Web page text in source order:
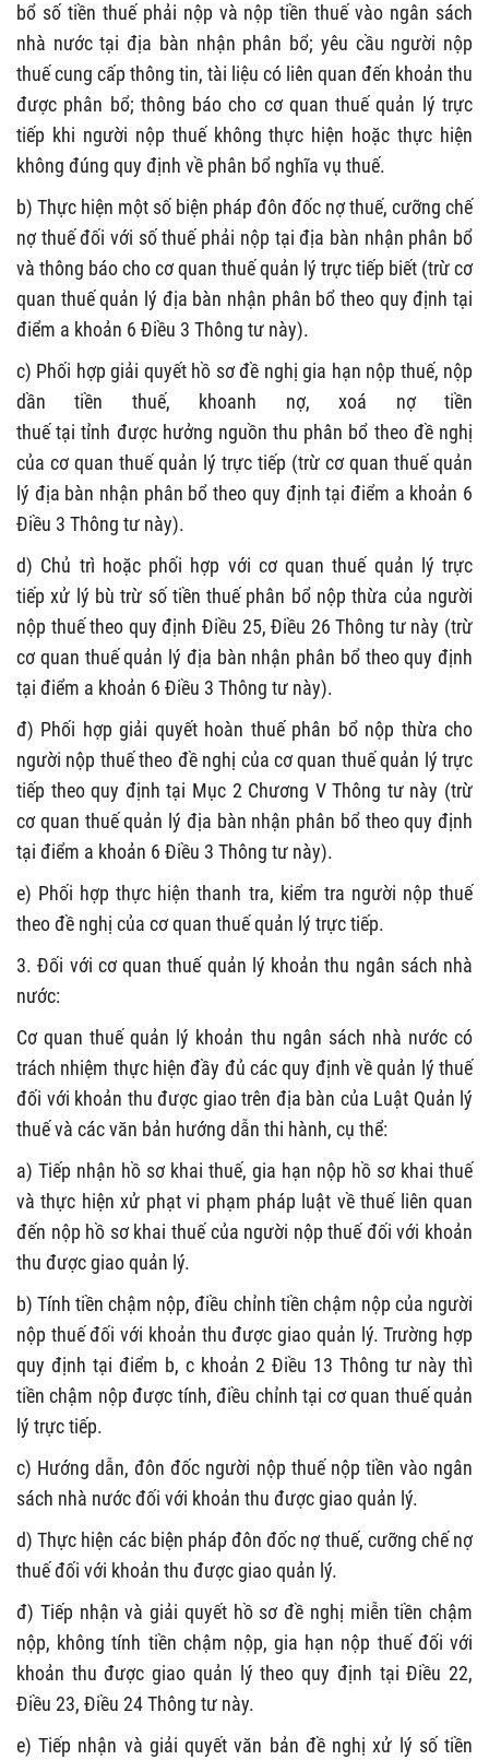
bổ số tiền thuế phải nộp và nộp tiền thuế vào ngân sách
nhà nước tạiđịa bàn nhận phân bổ; yêu cầu người nộp
thuế cung cấp thông tin, tài liệu có liên quan đến khoản thu
được phân bổ; thông báo cho cơ quan thuế quản lýtrực
tiếp khi người nộp thuế không thực hiện hoặc thực hiện
không đúng quy định về phân bổ nghĩa vụ thuế.
b) Thực hiện một số biện pháp đôn đốc nợ thuế, cưỡng chế
nợ thuế đối với số thuế phải nộp tại địa bàn nhận phân bổ
và thông báo cho cơ quan thuế quản lý trực tiếp biết (trừ cơ
quan thuế quản lý địa bàn nhận phân bổ theo quy định tại
điểm a khoản 6 Điều 3 Thông tư này).
c) Phối hợp giải quyết hồ sơ đề nghị gia hạn nộp thuế, nộp
dần tiền thuế, khoanh nợ, xoá nợ tiền
thuế tạitỉnh đượchưởng nguồn thu phân bổ theo đề nghị
của cơ quan thuếquản lý trực tiếp (trừ cơ quan thuế quản
lý địa bàn nhận phân bổ theo quy định tại điểm a khoản 6
Điều 3 Thông tư này).
d) Chủ trì hoặc phối hợp với cơ quan thuế quản lý trực
tiếpxử lý bù trừ số tiền thuế phân bổ nộp thừa của người
nộp thuế theo quy định Điều 25, Điều 26 Thông tư này (trừ
cơ quan thuế quản lý địa bàn nhận phân bổ theo quy định
tại điểm a khoản 6 Điều 3 Thông tư này).
đ) Phối hợp giải quyết hoàn thuế phân bổ nộp thừa cho
người nộp thuế theo đề nghị của cơ quan thuế quản lý trực
tiếp theo quy định tại Mục 2 Chương V Thông tư này (trừ
cơ quan thuế quản lý địa bàn nhận phân bổ theo quy định
tại điểm a khoản 6 Điều 3 Thông tư này).
e) Phối hợp thực hiện thanh tra, kiểm tra người nộp thuế
theo đề nghị của cơ quan thuế quản lý trực tiếp.
3. Đối với cơ quan thuế quản lý khoản thu ngân sách nhà
nước:
Cơ quan thuế quản lý khoản thu ngân sách nhà nước có
trách nhiệm thực hiện đầy đủ các quy định về quản lý thuế
đối với khoản thu được giao trên địa bàn của Luật Quản lý
thuế và các văn bản hướng dẫn thi hành, cụ thể:
a) Tiếp nhận hồ sơ khai thuế, gia hạn nộp hồ sơ khai thuế
và thực hiện xử phạt vi phạm pháp luật về thuế liên quan
đến nộp hồ sơ khai thuế của người nộp thuếđối với khoản
thu được giao quản lý.
b) Tính tiền chậm nộp, điều chỉnh tiền chậm nộp của người
nộp thuếđối với khoản thu được giao quản lý. Trường hợp
quy định tại điểm b, c khoản 2 Điều 13 Thông tư này thì
tiền chậm nộp được tính, điều chỉnh tại cơ quan thuế quản
lý trực tiếp.
c) Hướng dẫn, đôn đốc người nộp thuế nộp tiền vào ngân
sách nhà nướcđối với khoản thu được giao quản lý.
d)Thực hiện các biện pháp đôn đốc nợ thuế, cưỡng chế nợ
thuếđối với khoản thu được giao quản lý.
đ) Tiếp nhận và giải quyết hồ sơ đề nghị miễn tiền chậm
nộp, không tính tiền chậm nộp, gia hạn nộp thuế đối với
khoản thu được giao quản lýtheo quy định tại Điều 22,
Điều 23, Điều 24 Thông tư này.
e)Tiếp nhận và giải quyết văn bản đề nghị xử lý số tiền